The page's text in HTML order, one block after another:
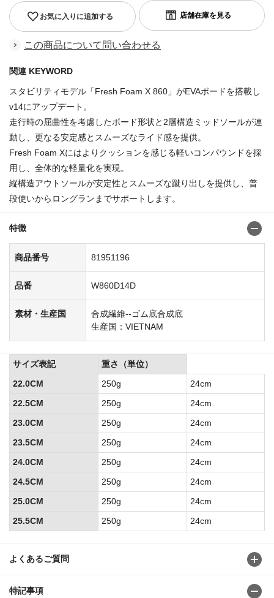
お気に入りに追加する
この商品について問い合わせる
関連 KEYWORD
スタビリティモデル「Fresh Foam X 860」がEVAボードを搭載し
v14にアップデート。
走行時の屈曲性を考慮したボード形状と2層構造ミッドソールが連
動し、更なる安定感とスムーズなライド感を提供。
Fresh Foam Xにはよりクッションを感じる軽いコンパウンドを採
用し、全体的な軽量化を実現。
縦構造アウトソールが安定性とスムーズな蹴り出しを提供し、普
段使いからロングランまでサポートします。
特徴
商品番号 81951196
品番 W860D14D
素材・生産国
合成繊維--ゴム底合成底
生産国：VIETNAM
よくあるご質問
特記事項
サイズ表記
重さ（単位）
22.0CM
250g
24cm
22.5CM
250g
24cm
23.0CM
250g
24cm
23.5CM
250g
24cm
24.0CM
250g
24cm
24.5CM
250g
24cm
25.0CM
250g
24cm
25.5CM
250g 24cm